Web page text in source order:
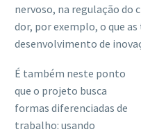
nervoso, na regulação do
dor, por exemplo, o que
desenvolvimento de
É também neste ponto
que o projeto busca
formas diferenciadas de
trabalho: usando